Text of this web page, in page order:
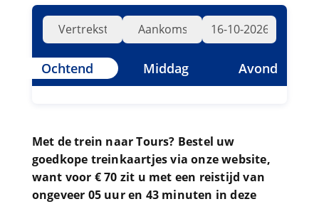
Ochtend Middag Avond
Met de trein naar Tours? Bestel uw
goedkope treinkaartjes via onze website,
want voor € 70 zit u met een reistijd van
ongeveer 05 uur en 43 minuten in deze